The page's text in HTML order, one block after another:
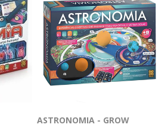
ASTRONOMIA - GROW